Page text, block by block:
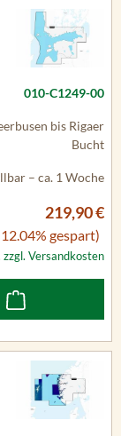
010-C1249-00
bis Rigaer
Bucht
– ca. 1 Woche
219,90 €
gespart)
Versandkosten